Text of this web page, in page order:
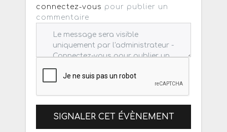
connectez-vous pour publier un
commentaire
SIGNALER CET ÉVÈNEMENT